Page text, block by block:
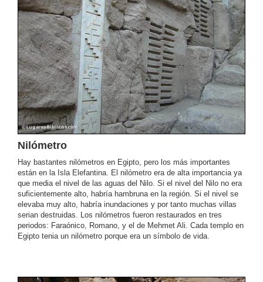
Nilómetro
Hay bastantes nilómetros en Egipto, pero los más importantes
están en la Isla Elefantina. El nilómetro era de alta importancia ya
que media el nivel de las aguas del Nilo. Si el nivel del Nilo no era
suficientemente alto, habría hambruna en la región. Si el nivel se
elevaba muy alto, habría inundaciones y por tanto muchas villas
serian destruidas. Los nilómetros fueron restaurados en tres
periodos: Faraónico, Romano, y el de Mehmet Ali. Cada templo en
Egipto tenia un nilómetro porque era un símbolo de vida.